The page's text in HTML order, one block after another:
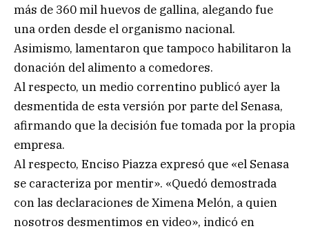
más de 360 mil huevos de gallina, alegando fue
una orden desde el organismo nacional.
Asimismo, lamentaron que tampoco habilitaron la
donación del alimento a comedores.
Al respecto, un medio correntino publicó ayer la
desmentida de esta versión por parte del Senasa,
afirmando que la decisión fue tomada por la propia
empresa.
Al respecto, Enciso Piazza expresó que «el Senasa
se caracteriza por mentir». «Quedó demostrada
con las declaraciones de Ximena Melón, a quien
nosotros desmentimos en video», indicó en